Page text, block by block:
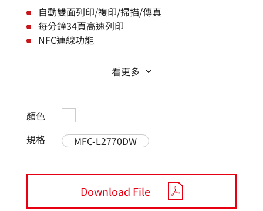
自動雙面列印/複印/掃描/傳真
每分鐘34頁高速列印
NFC連線功能
看更多
顏色
規格
MFC-L2770DW
Download File